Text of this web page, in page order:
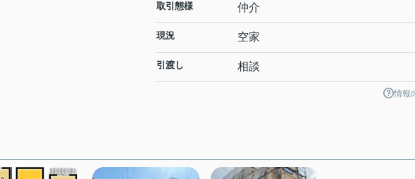
取引態様 仲介
現況 空家
引渡し 相談
情報